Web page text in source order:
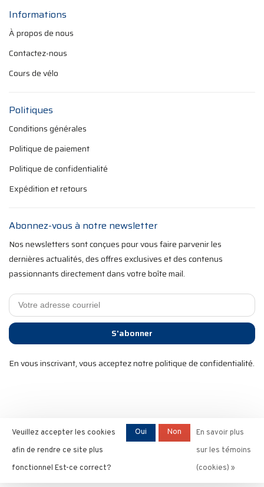
Informations
À propos de nous
Contactez-nous
Cours de vélo
Politiques
Conditions générales
Politique de paiement
Politique de confidentialité
Expédition et retours
Abonnez-vous à notre newsletter
Nos newsletters sont conçues pour vous faire parvenir les
dernières actualités, des offres exclusives et des contenus
passionnants directement dans votre boîte mail.
S'abonner
En vous inscrivant, vous acceptez notre politique de confidentialité.
2025 RST Velo Sports. Tous droits réservés. Commerce
électronique optimisé par
l'agence Ezshop ecommerce.
Veuillez accepter les cookies
afin de rendre ce site plus
fonctionnel Est-ce correct?
Oui Non
En savoir plus
sur les témoins
(cookies) »